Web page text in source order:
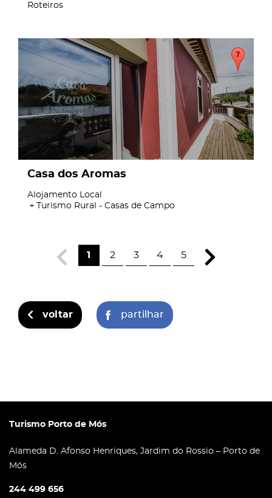
Roteiros
page
Casa dos Aromas
Alojamento Local
Turismo Rural - Casas de Campo
1 2 3 4 5
voltar partilhar
Turismo Porto de Mós
Alameda D. Afonso Henriques, Jardim do Rossio – Porto de
Mós
244 499 656